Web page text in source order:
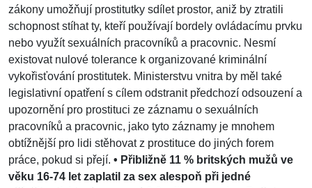
zákony umožňují prostitutky sdílet prostor, aniž by ztratili
schopnost stíhat ty, kteří používají bordely ovládacímu prvku
nebo využít sexuálních pracovníků a pracovnic. Nesmí
existovat nulové tolerance k organizované kriminální
vykořisťování prostitutek. Ministerstvu vnitra by měl také
legislativní opatření s cílem odstranit předchozí odsouzení a
upozornění pro prostituci ze záznamu o sexuálních
pracovníků a pracovnic, jako tyto záznamy je mnohem
obtížnější pro lidi stěhovat z prostituce do jiných forem
práce, pokud si přejí. • Přibližně 11 % britských mužů ve
věku 16-74 let zaplatil za sex alespoň při jedné